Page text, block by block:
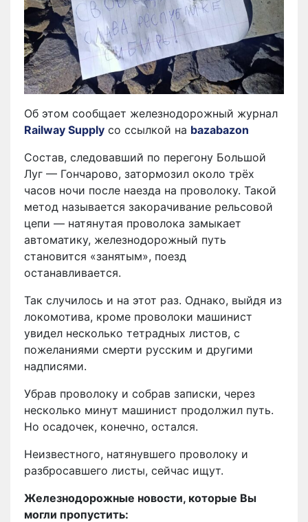
Об этом сообщает железнодорожный журнал
Railway Supply со ссылкой на bazabazon
Состав, следовавший по перегону Большой
Луг — Гончарово, затормозил около трёх
часов ночи после наезда на проволоку. Такой
метод называется закорачивание рельсовой
цепи — натянутая проволока замыкает
автоматику, железнодорожный путь
становится «занятым», поезд
останавливается.
Так случилось и на этот раз. Однако, выйдя из
локомотива, кроме проволоки машинист
увидел несколько тетрадных листов, с
пожеланиями смерти русским и другими
надписями.
Убрав проволоку и собрав записки, через
несколько минут машинист продолжил путь.
Но осадочек, конечно, остался.
Неизвестного, натянувшего проволоку и
разбросавшего листы, сейчас ищут.
Железнодорожные новости, которые Вы
могли пропустить: